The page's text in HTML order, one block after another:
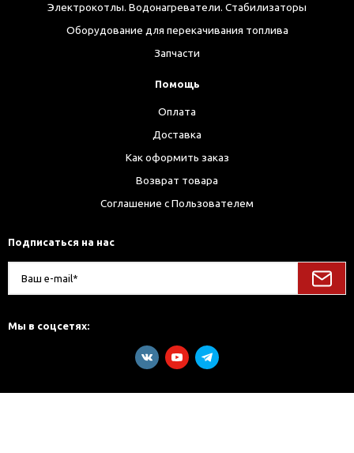
Электрокотлы. Водонагреватели. Стабилизаторы
Оборудование для перекачивания топлива
Запчасти
Помощь
Оплата
Доставка
Как оформить заказ
Возврат товара
Соглашение с Пользователем
Подписаться на нас
Мы в соцсетях: